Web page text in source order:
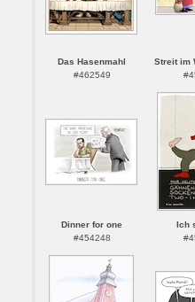
Das Hasenmahl
#462549
Streit im
Dinner for one
#454248
Ich